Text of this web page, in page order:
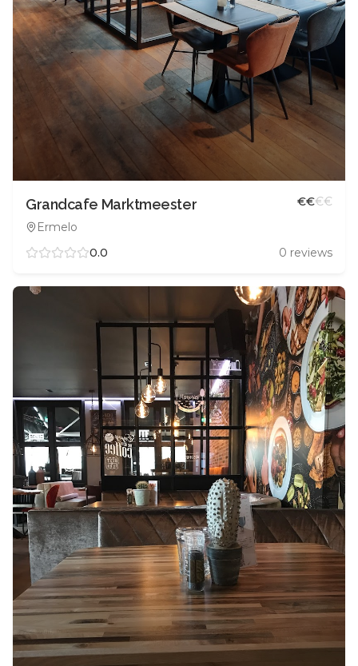
Grandcafe Marktmeester
Ermelo
€€€€
0.0 0 reviews